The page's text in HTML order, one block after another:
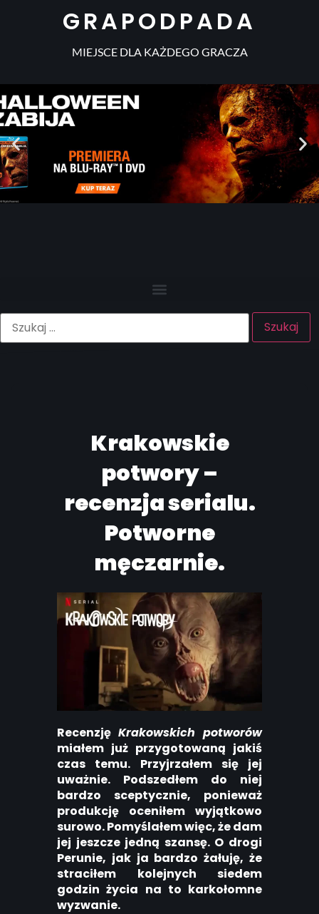
GRAPODPADA
MIEJSCE DLA KAŻDEGO GRACZA
Krakowskie
potwory –
recenzja serialu.
Potworne
męczarnie.
Recenzję Krakowskich potworów
miałem już przygotowaną jakiś
czas temu. Przyjrzałem się jej
uważnie. Podszedłem do niej
bardzo sceptycznie, ponieważ
produkcję oceniłem wyjątkowo
surowo. Pomyślałem więc, że dam
jej jeszcze jedną szansę. O drogi
Perunie, jak ja bardzo żałuję, że
straciłem kolejnych siedem
godzin życia na to karkołomne
wyzwanie.